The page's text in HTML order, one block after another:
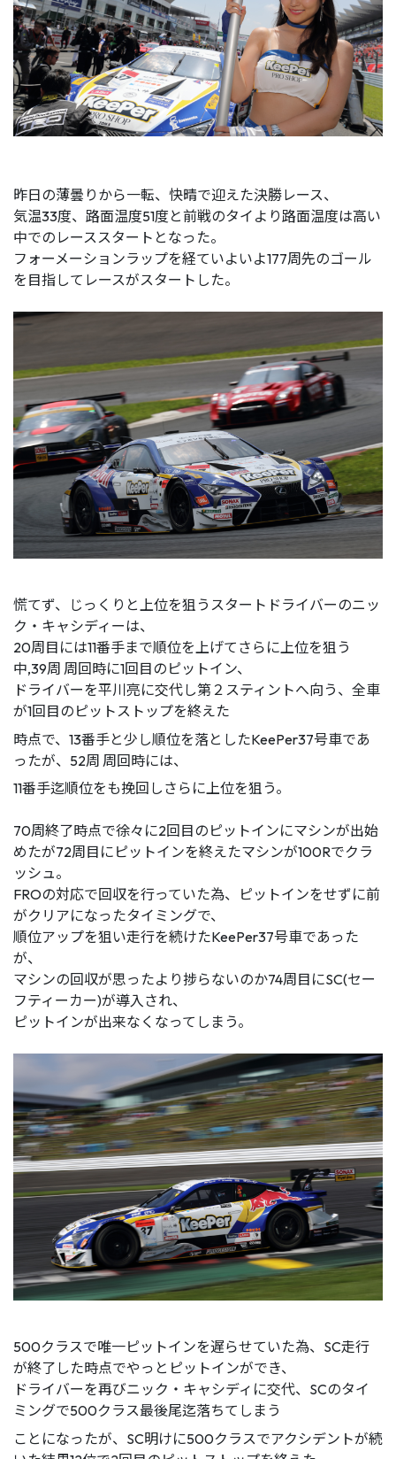
昨日の薄曇りから一転、快晴で迎えた決勝レース、
気温33度、路面温度51度と前戦のタイより路面温度は高い
中でのレーススタートとなった。
フォーメーションラップを経ていよいよ177周先のゴール
を目指してレースがスタートした。
慌てず、じっくりと上位を狙うスタートドライバーのニッ
ク・キャシディーは、
20周目には11番手まで順位を上げてさらに上位を狙う
中,39周 周回時に1回目のピットイン、
ドライバーを平川亮に交代し第２スティントへ向う、全車
が1回目のピットストップを終えた
時点で、13番手と少し順位を落としたKeePer37号車であ
ったが、52周 周回時には、
11番手迄順位をも挽回しさらに上位を狙う。
70周終了時点で徐々に2回目のピットインにマシンが出始
めたが72周目にピットインを終えたマシンが100Rでクラ
ッシュ。
FROの対応で回収を行っていた為、ピットインをせずに前
がクリアになったタイミングで、
順位アップを狙い走行を続けたKeePer37号車であった
が、
マシンの回収が思ったより捗らないのか74周目にSC(セー
フティーカー)が導入され、
ピットインが出来なくなってしまう。
500クラスで唯一ピットインを遅らせていた為、SC走行
が終了した時点でやっとピットインができ、
ドライバーを再びニック・キャシディに交代、SCのタイ
ミングで500クラス最後尾迄落ちてしまう
ことになったが、SC明けに500クラスでアクシデントが続